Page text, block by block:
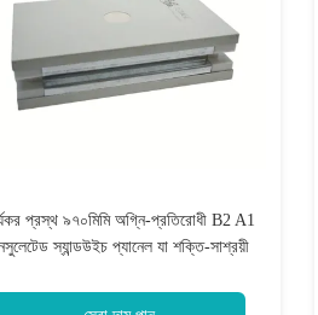
প্রস্থ ৯৭০মিমি অগ্নি-প্রতিরোধী B2 A1
স্যান্ডউইচ প্যানেল যা শক্তি-সাশ্রয়ী